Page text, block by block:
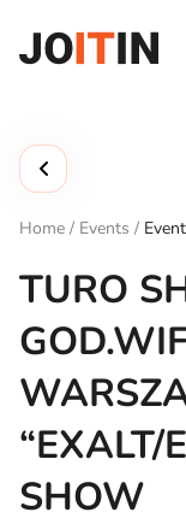
content
Home / Events /
SHOW"
TURO
“EXALT/
SHOW